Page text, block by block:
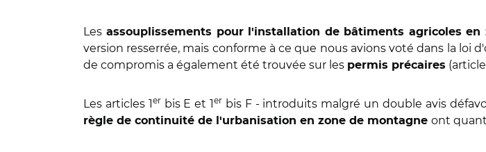
Les assouplissements pour l'installation de bâtiments agricoles en
version resserrée, mais conforme à ce que nous avions voté dans la loi
de compromis a également été trouvée sur les permis précaires
Les articles 1erbis E et 1er bis F - introduits malgré un double avis
règle de continuité de l'urbanisation en zone de montagne ont